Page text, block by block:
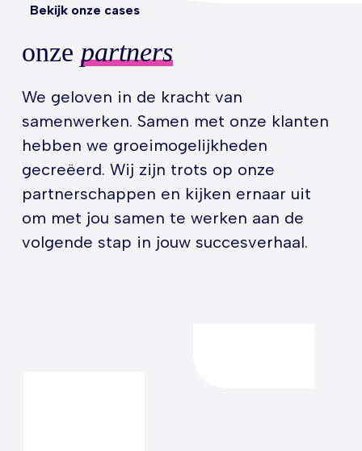
Bekijk onze cases
onze partners
We geloven in de kracht van
samenwerken. Samen met onze klanten
hebben we groeimogelijkheden
gecreëerd. Wij zijn trots op onze
partnerschappen en kijken ernaar uit
om met jou samen te werken aan de
volgende stap in jouw succesverhaal.